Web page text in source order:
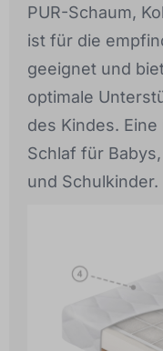
PUR-Schaum,
ist für die
geeignet und
optimale
des Kindes.
Schlaf für
und Schulkinder.